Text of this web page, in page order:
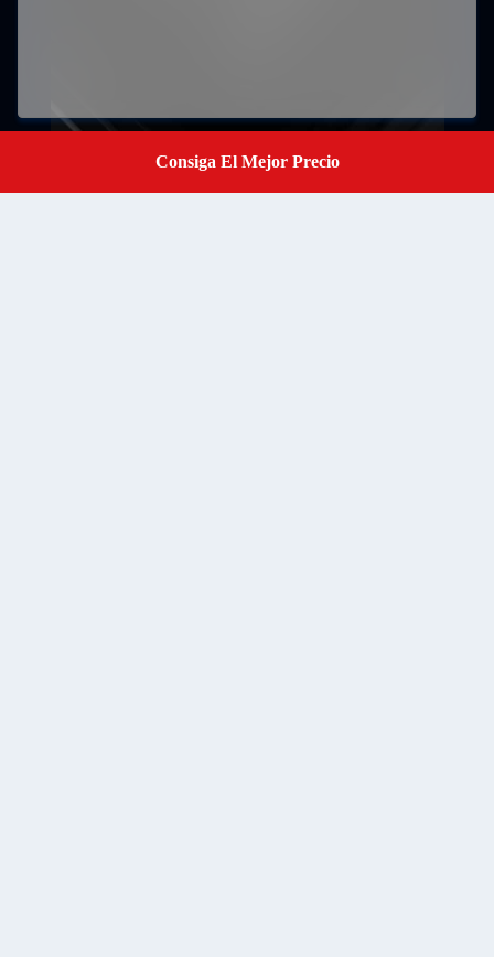
Consiga El Mejor Precio
PresentaciónGet A Quote